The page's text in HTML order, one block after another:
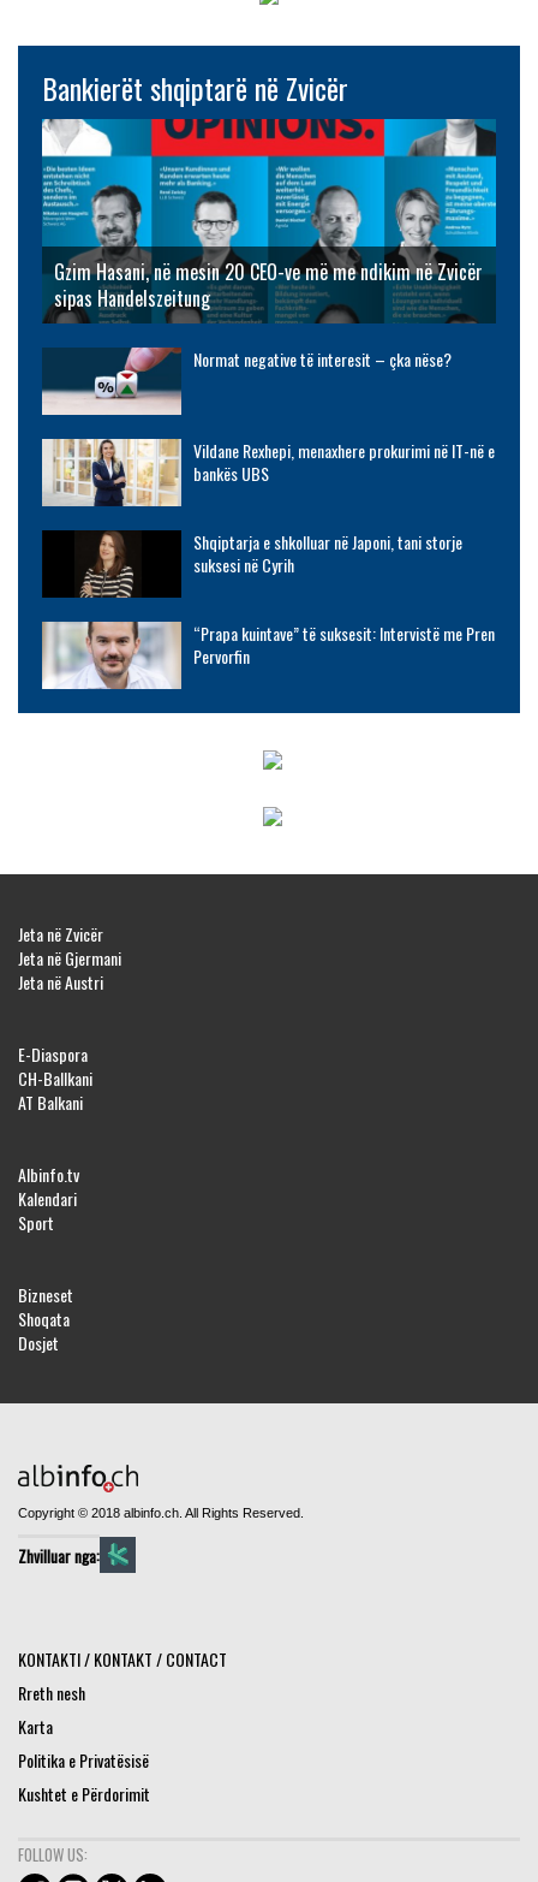
Bankierët shqiptarë në Zvicër
Gzim Hasani, në mesin 20 CEO-ve më me ndikim në Zvicër
sipas Handelszeitung
Normat negative të interesit – çka nëse?
Vildane Rexhepi, menaxhere prokurimi në IT-në e
bankës UBS
Shqiptarja e shkolluar në Japoni, tani storje
suksesi në Cyrih
“Prapa kuintave” të suksesit: Intervistë me Pren
Pervorfin
Jeta në Zvicër
Jeta në Gjermani
Jeta në Austri
E-Diaspora
CH-Ballkani
AT Balkani
Albinfo.tv
Kalendari
Sport
Bizneset
Shoqata
Dosjet
Copyright © 2018 albinfo.ch. All Rights Reserved.
Zhvilluar nga:
KONTAKTI / KONTAKT / CONTACT
Rreth nesh
Karta
Politika e Privatësisë
Kushtet e Përdorimit
FOLLOW US: